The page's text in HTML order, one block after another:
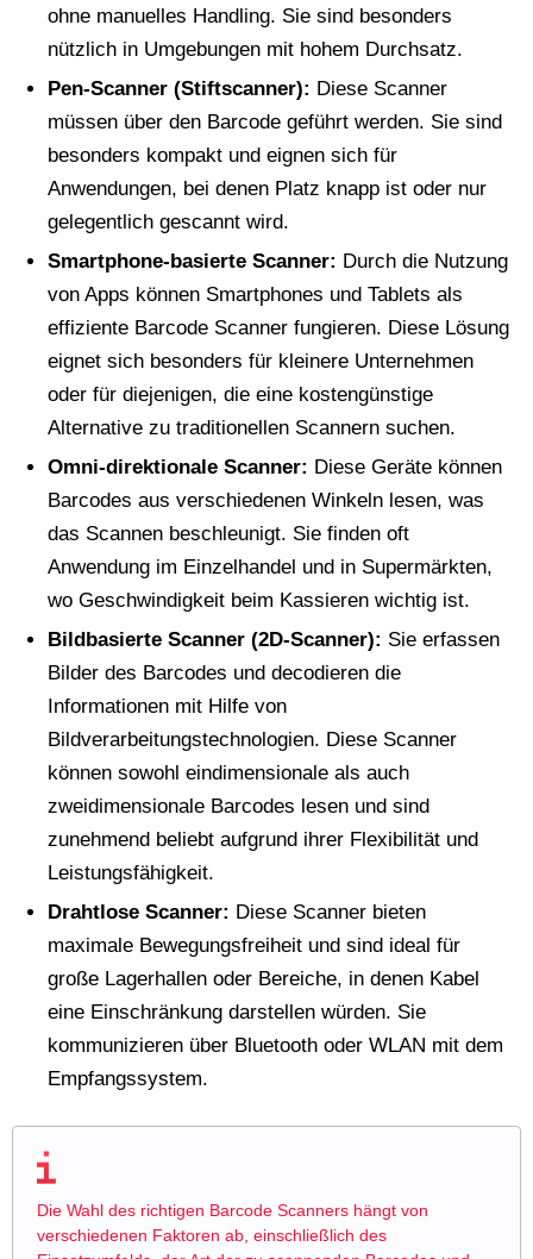
ohne manuelles Handling. Sie sind besonders
nützlich in Umgebungen mit hohem Durchsatz.
Pen-Scanner (Stiftscanner): Diese Scanner
müssen über den Barcode geführt werden. Sie sind
besonders kompakt und eignen sich für
Anwendungen, bei denen Platz knapp ist oder nur
gelegentlich gescannt wird.
Smartphone-basierte Scanner: Durch die Nutzung
von Apps können Smartphones und Tablets als
effiziente Barcode Scanner fungieren. Diese Lösung
eignet sich besonders für kleinere Unternehmen
oder für diejenigen, die eine kostengünstige
Alternative zu traditionellen Scannern suchen.
Omni-direktionale Scanner: Diese Geräte können
Barcodes aus verschiedenen Winkeln lesen, was
das Scannen beschleunigt. Sie finden oft
Anwendung im Einzelhandel und in Supermärkten,
wo Geschwindigkeit beim Kassieren wichtig ist.
Bildbasierte Scanner (2D-Scanner): Sie erfassen
Bilder des Barcodes und decodieren die
Informationen mit Hilfe von
Bildverarbeitungstechnologien. Diese Scanner
können sowohl eindimensionale als auch
zweidimensionale Barcodes lesen und sind
zunehmend beliebt aufgrund ihrer Flexibilität und
Leistungsfähigkeit.
Drahtlose Scanner: Diese Scanner bieten
maximale Bewegungsfreiheit und sind ideal für
große Lagerhallen oder Bereiche, in denen Kabel
eine Einschränkung darstellen würden. Sie
kommunizieren über Bluetooth oder WLAN mit dem
Empfangssystem.
Die Wahl des richtigen Barcode Scanners hängt von
verschiedenen Faktoren ab, einschließlich des